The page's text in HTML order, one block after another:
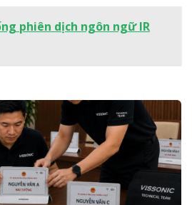
phiên dịch ngôn ngữ IR